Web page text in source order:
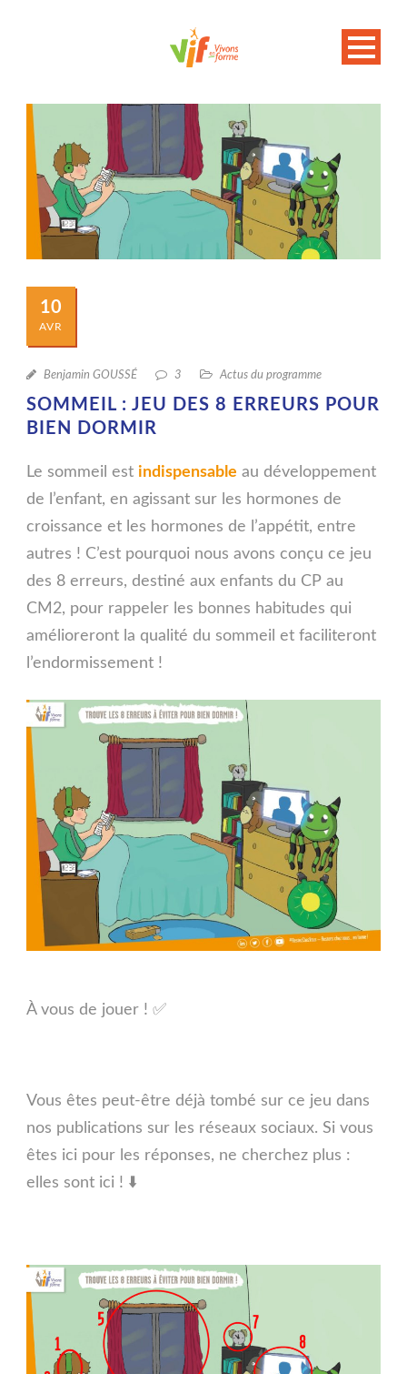
10
AVR
Benjamin GOUSSÉ 3 Actus du programme
SOMMEIL : JEU DES 8 ERREURS POUR
BIEN DORMIR
Le sommeil est indispensable au développement
de l’enfant, en agissant sur les hormones de
croissance et les hormones de l’appétit, entre
autres ! C’est pourquoi nous avons conçu ce jeu
des 8 erreurs, destiné aux enfants du CP au
CM2, pour rappeler les bonnes habitudes qui
amélioreront la qualité du sommeil et faciliteront
l’endormissement !
À vous de jouer ! ✅
Vous êtes peut-être déjà tombé sur ce jeu dans
nos publications sur les réseaux sociaux. Si vous
êtes ici pour les réponses, ne cherchez plus :
elles sont ici ! ⬇️